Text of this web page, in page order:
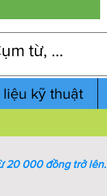
liệu kỹ thuật
20 000 đồng trở lên.